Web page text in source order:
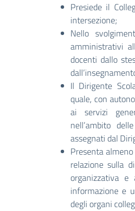
Presiede il
intersezione;
Nello
amministrativi
docenti dallo
Il Dirigente
quale, con
ai servizi
nell’ambito
assegnati dal
Presenta
relazione sulla
organizzativa
informazione e
degli organi